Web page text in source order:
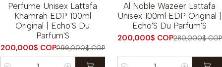
Perfume Unisex Lattafa
Khamrah EDP 100ml
Original | Echo'S Du
Parfum'S
200,000$ COP299,000$ COP
Al Noble Wazeer Lattafa
Unisex 100ml EDP Original |
Echo'S Du Parfum'S
200,000$ COP280,000$ COP